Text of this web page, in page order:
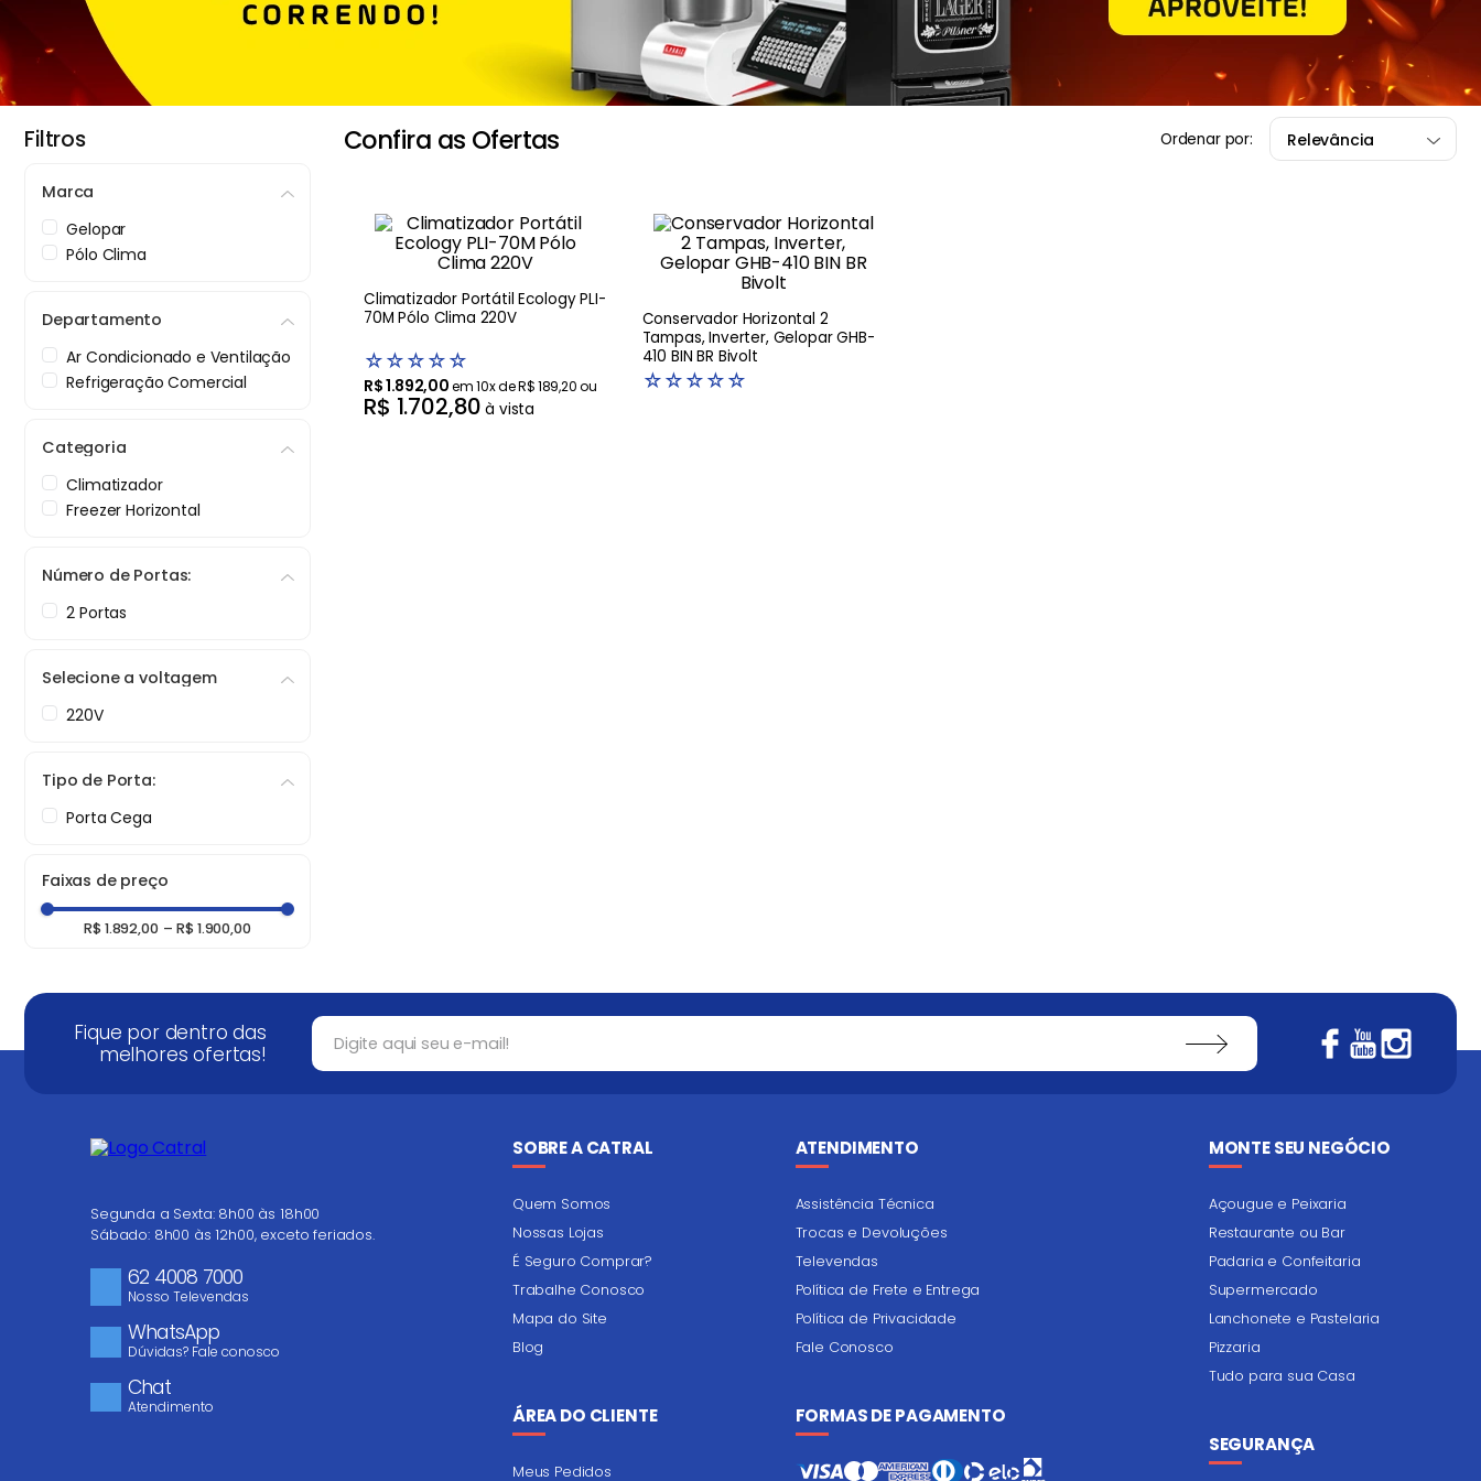
Confira as Ofertas
Filtros
Marca
Gelopar
Pólo Clima
Departamento
Ar Condicionado e Ventilação
Refrigeração Comercial
Categoria
Climatizador
Freezer Horizontal
Número de Portas:
2 Portas
Selecione a voltagem
220V
Tipo de Porta:
Porta Cega
Faixas de preço
R$ 1.892,00 – R$ 1.900,00
Relevância
Climatizador Portátil Ecology PLI-
70M Pólo Clima 220V
☆☆☆☆☆
R$1.892,00em10x deR$189,20ou
R$ 1.702,80 à vista
Conservador Horizontal 2
Tampas, Inverter, Gelopar GHB-
410 BIN BR Bivolt
☆☆☆☆☆
Fique por dentro das
melhores ofertas!
Segunda a Sexta: 8h00 às 18h00
Sábado: 8h00 às 12h00, exceto feriados.
62 4008 7000
Nosso Televendas
WhatsApp
Dúvidas? Fale conosco
Chat
Atendimento
SOBRE A CATRAL
Quem Somos
Nossas Lojas
É Seguro Comprar?
Trabalhe Conosco
Mapa do Site
Blog
ÁREA DO CLIENTE
Meus Pedidos
ATENDIMENTO
Assistência Técnica
Trocas e Devoluções
Televendas
Política de Frete e Entrega
Política de Privacidade
Fale Conosco
FORMAS DE PAGAMENTO
MONTE SEU NEGÓCIO
Açougue e Peixaria
Restaurante ou Bar
Padaria e Confeitaria
Supermercado
Lanchonete e Pastelaria
Pizzaria
Tudo para sua Casa
SEGURANÇA